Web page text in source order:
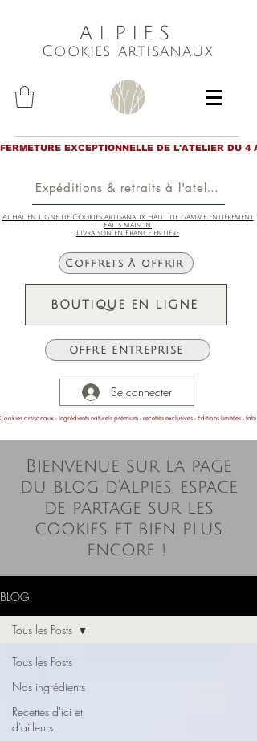
ALPIES
Cookies artisanaux
FERMETURE EXCEPTIONNELLE DE L'ATELIER
Expéditions & retraits à l'atelier
Achat en ligne de Cookies artisanaux haut de gamme entièrement
faits maison.
Livraison en France entière
Coffrets à offrir
BOUTIQUE EN LIGNE
OFFRE ENTREPRISE
Se connecter
Cookies artisanaux - Ingrédients naturels prémium - recettes exclusives - Editions limitées -
Bienvenue sur la page
du blog d'Alpies, espace
de partage sur les
cookies et bien plus
encore !
BLOG
Tous les Posts
Nos ingrédients
Recettes d'ici et
d'ailleurs
Tous les Posts